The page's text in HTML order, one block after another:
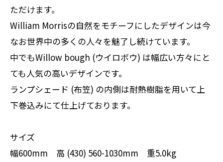
ただけます。
William Morrisの自然をモチーフにしたデザインは今
なお世界中の多くの人々を魅了し続けています。
中でもWillow bough (ウイロボウ) は幅広い方々にと
ても人気の高いデザインです。
ランプシェード (布笠) の内側は耐熱樹脂を用いて上
下巻込みにて仕上げております。
サイズ
幅600mm 高 (430) 560-1030mm 重5.0kg